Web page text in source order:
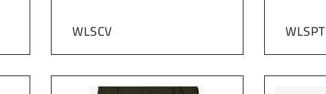
WLSCV WLSPT